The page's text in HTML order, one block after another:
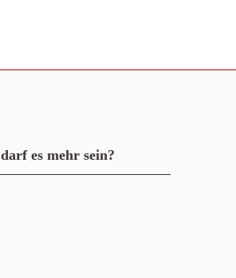
darf es mehr sein?